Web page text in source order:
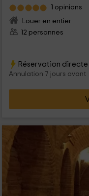
1 opinions
Louer en entier
12 personnes
Réservation directe
Annulation 7 jours avant